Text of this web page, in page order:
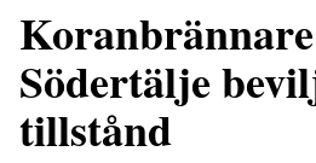
Södertälje
tillstånd